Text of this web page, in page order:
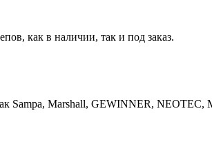
как в наличии, так и под заказ.
Sampa, Marshall, GEWINNER,